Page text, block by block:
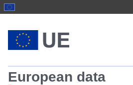
European data